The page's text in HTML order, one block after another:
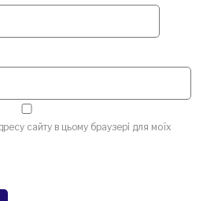
сайту в цьому браузері для моїх